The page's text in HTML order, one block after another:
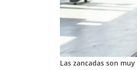
Las zancadas son